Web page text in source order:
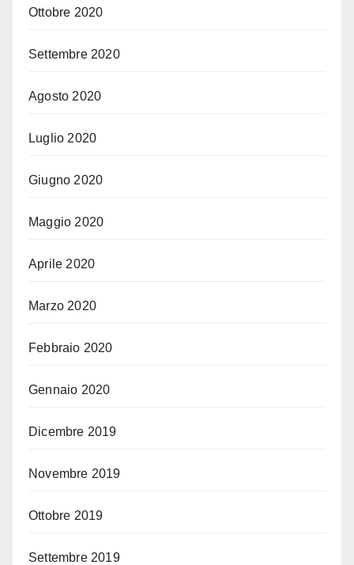
Ottobre 2020
Settembre 2020
Agosto 2020
Luglio 2020
Giugno 2020
Maggio 2020
Aprile 2020
Marzo 2020
Febbraio 2020
Gennaio 2020
Dicembre 2019
Novembre 2019
Ottobre 2019
Settembre 2019